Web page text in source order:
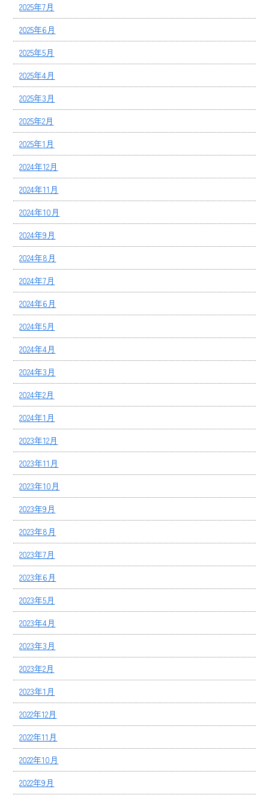
2025年7月
2025年6月
2025年5月
2025年4月
2025年3月
2025年2月
2025年1月
2024年12月
2024年11月
2024年10月
2024年9月
2024年8月
2024年7月
2024年6月
2024年5月
2024年4月
2024年3月
2024年2月
2024年1月
2023年12月
2023年11月
2023年10月
2023年9月
2023年8月
2023年7月
2023年6月
2023年5月
2023年4月
2023年3月
2023年2月
2023年1月
2022年12月
2022年11月
2022年10月
2022年9月